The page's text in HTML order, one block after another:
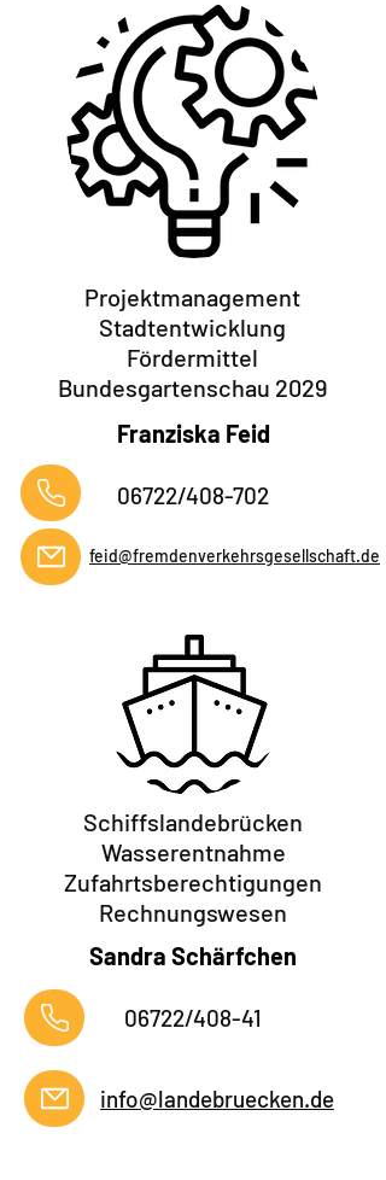
Projektmanagement
Stadtentwicklung
Fördermittel
Bundesgartenschau 2029
Franziska Feid
06722/408-702
feid@fremdenverkehrsgesellschaft.de
Schiffslandebrücken
Wasserentnahme
Zufahrtsberechtigungen
Rechnungswesen
Sandra Schärfchen
06722/408-41
info@landebruecken.de